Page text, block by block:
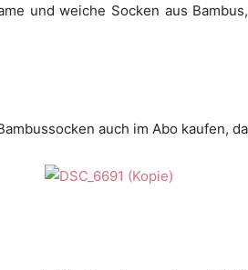
und weiche Socken aus
auch im Abo kaufen,